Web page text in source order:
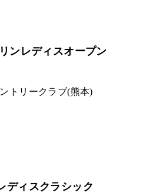
ンレディスオープン
トリークラブ(熊本)
ディスクラシック